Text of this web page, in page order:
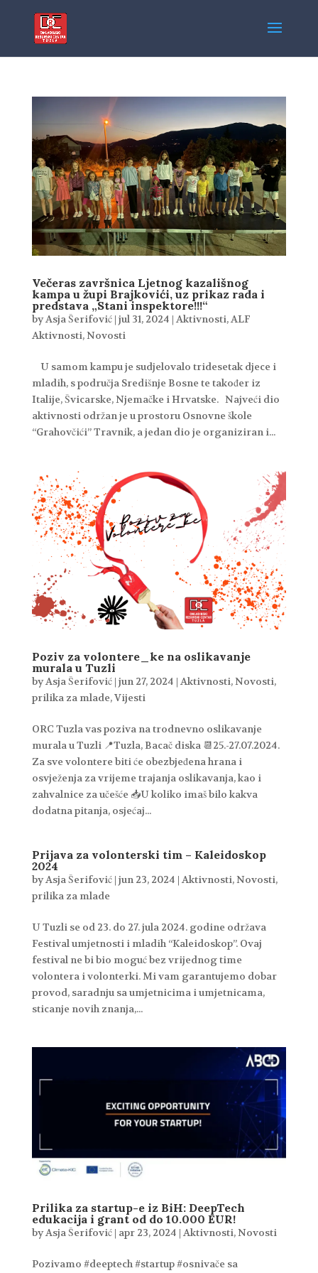
Večeras završnica Ljetnog kazališnog
kampa u župi Brajkovići, uz prikaz rada i
predstava „Stani inspektore!!!“
byAsja Šerifović| jul 31, 2024 | Aktivnosti,ALF
Aktivnosti,Novosti
U samom kampu je sudjelovalo tridesetak djece i
mladih, s područja Središnje Bosne te također iz
Italije, Švicarske, Njemačke i Hrvatske. Najveći dio
aktivnosti održan je u prostoru Osnovne škole
“Grahovčići” Travnik, a jedan dio je organiziran i...
Poziv za volontere_ke na oslikavanje
murala u Tuzli
byAsja Šerifović| jun 27, 2024 | Aktivnosti,Novosti,
prilika za mlade,Vijesti
ORC Tuzla vas poziva na trodnevno oslikavanje
murala u Tuzli 📍Tuzla, Bacač diska 📆25.-27.07.2024.
Za sve volontere biti će obezbjeđena hrana i
osvježenja za vrijeme trajanja oslikavanja, kao i
zahvalnice za učešće 📥U koliko imaš bilo kakva
dodatna pitanja, osjećaj...
Prijava za volonterski tim – Kaleidoskop
2024
byAsja Šerifović| jun 23, 2024 | Aktivnosti,Novosti,
prilika za mlade
U Tuzli se od 23. do 27. jula 2024. godine održava
Festival umjetnosti i mladih “Kaleidoskop”. Ovaj
festival ne bi bio moguć bez vrijednog time
volontera i volonterki. Mi vam garantujemo dobar
provod, saradnju sa umjetnicima i umjetnicama,
sticanje novih znanja,...
Prilika za startup-e iz BiH: DeepTech
edukacija i grant od do 10.000 EUR!
byAsja Šerifović| apr 23, 2024 | Aktivnosti,Novosti
Pozivamo #deeptech #startup #osnivače sa